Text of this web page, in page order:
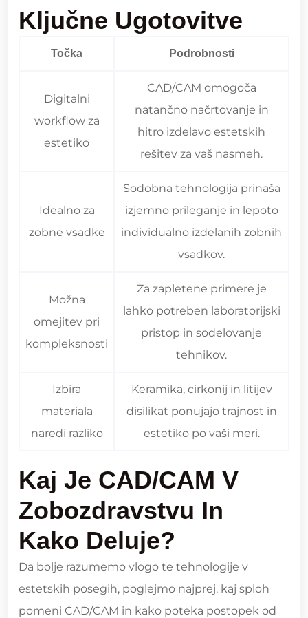
Ključne Ugotovitve
Točka Podrobnosti
Digitalni
workflow za
estetiko
CAD/CAM omogoča
natančno načrtovanje in
hitro izdelavo estetskih
rešitev za vaš nasmeh.
Idealno za
zobne vsadke
Sodobna tehnologija prinaša
izjemno prileganje in lepoto
individualno izdelanih zobnih
vsadkov.
Možna
omejitev pri
kompleksnosti
Za zapletene primere je
lahko potreben laboratorijski
pristop in sodelovanje
tehnikov.
Izbira
materiala
naredi razliko
Keramika, cirkonij in litijev
disilikat ponujajo trajnost in
estetiko po vaši meri.
Kaj Je CAD/CAM V
Zobozdravstvu In
Kako Deluje?
Da bolje razumemo vlogo te tehnologije v
estetskih posegih, poglejmo najprej, kaj sploh
pomeni CAD/CAM in kako poteka postopek od